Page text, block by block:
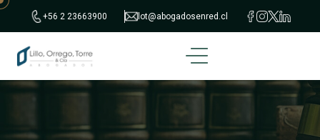
+56 2 23663900 lot@abogadosenred.cl